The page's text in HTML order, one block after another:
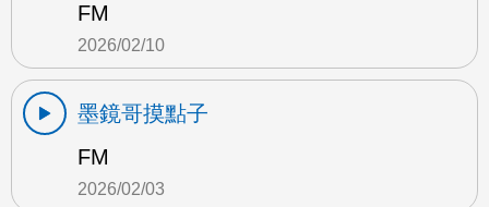
FM
2026/02/10
墨鏡哥摸點子
FM
2026/02/03